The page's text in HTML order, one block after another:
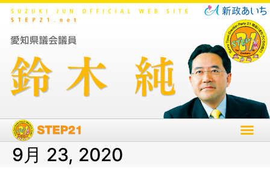
9月 23, 2020